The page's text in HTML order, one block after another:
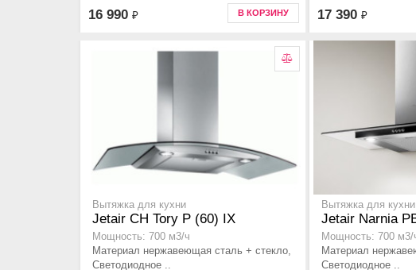
16 990 ₽ В КОРЗИНУ 17 390 ₽
Вытяжка для кухни
Jetair CH Tory P (60) IX
Мощность: 700 м3/ч
Материал нержавеющая сталь + стекло,
Светодиодное ..
Вытяжка для кухни
Jetair Narnia
Мощность: 700 м3/
Материал
Светодиодное ..